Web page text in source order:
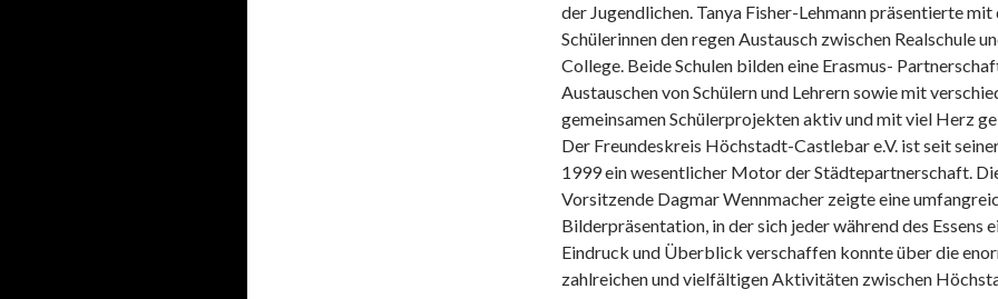
der Jugendlichen. Tanya Fisher-Lehmann präsentierte
Schülerinnen den regen Austausch zwischen Realschule
College. Beide Schulen bilden eine Erasmus-
Austauschen von Schülern und Lehrern sowie mit
gemeinsamen Schülerprojekten aktiv und mit viel Herz
Der Freundeskreis Höchstadt-Castlebar e.V. ist seit
1999 ein wesentlicher Motor der Städtepartnerschaft.
Vorsitzende Dagmar Wennmacher zeigte eine
Bilderpräsentation, in der sich jeder während des Essens
Eindruck und Überblick verschaffen konnte über die
zahlreichen und vielfältigen Aktivitäten zwischen